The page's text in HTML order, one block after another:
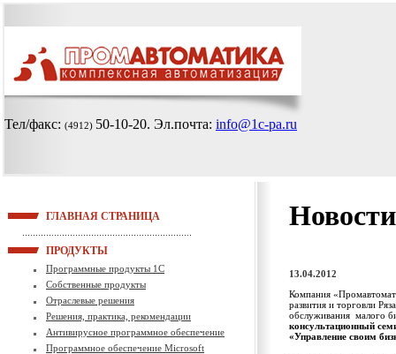
Тел/факс: (4912) 50-10-20. Эл.почта: info@1c-pa.ru
ГЛАВНАЯ СТРАНИЦА
ПРОДУКТЫ
Программные продукты 1С
Собственные продукты
Отраслевые решения
Решения, практика, рекомендации
Антивирусное программное обеспечение
Программное обеспечение Microsoft
13.04.2012
Компания
развития и торговли
обслуживания малого
консультационный
«Управление своим